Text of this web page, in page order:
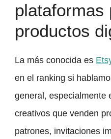
plataformas
productos
La más conocida es
en el ranking si
general, especialmente
creativos que venden
patrones, invitaciones